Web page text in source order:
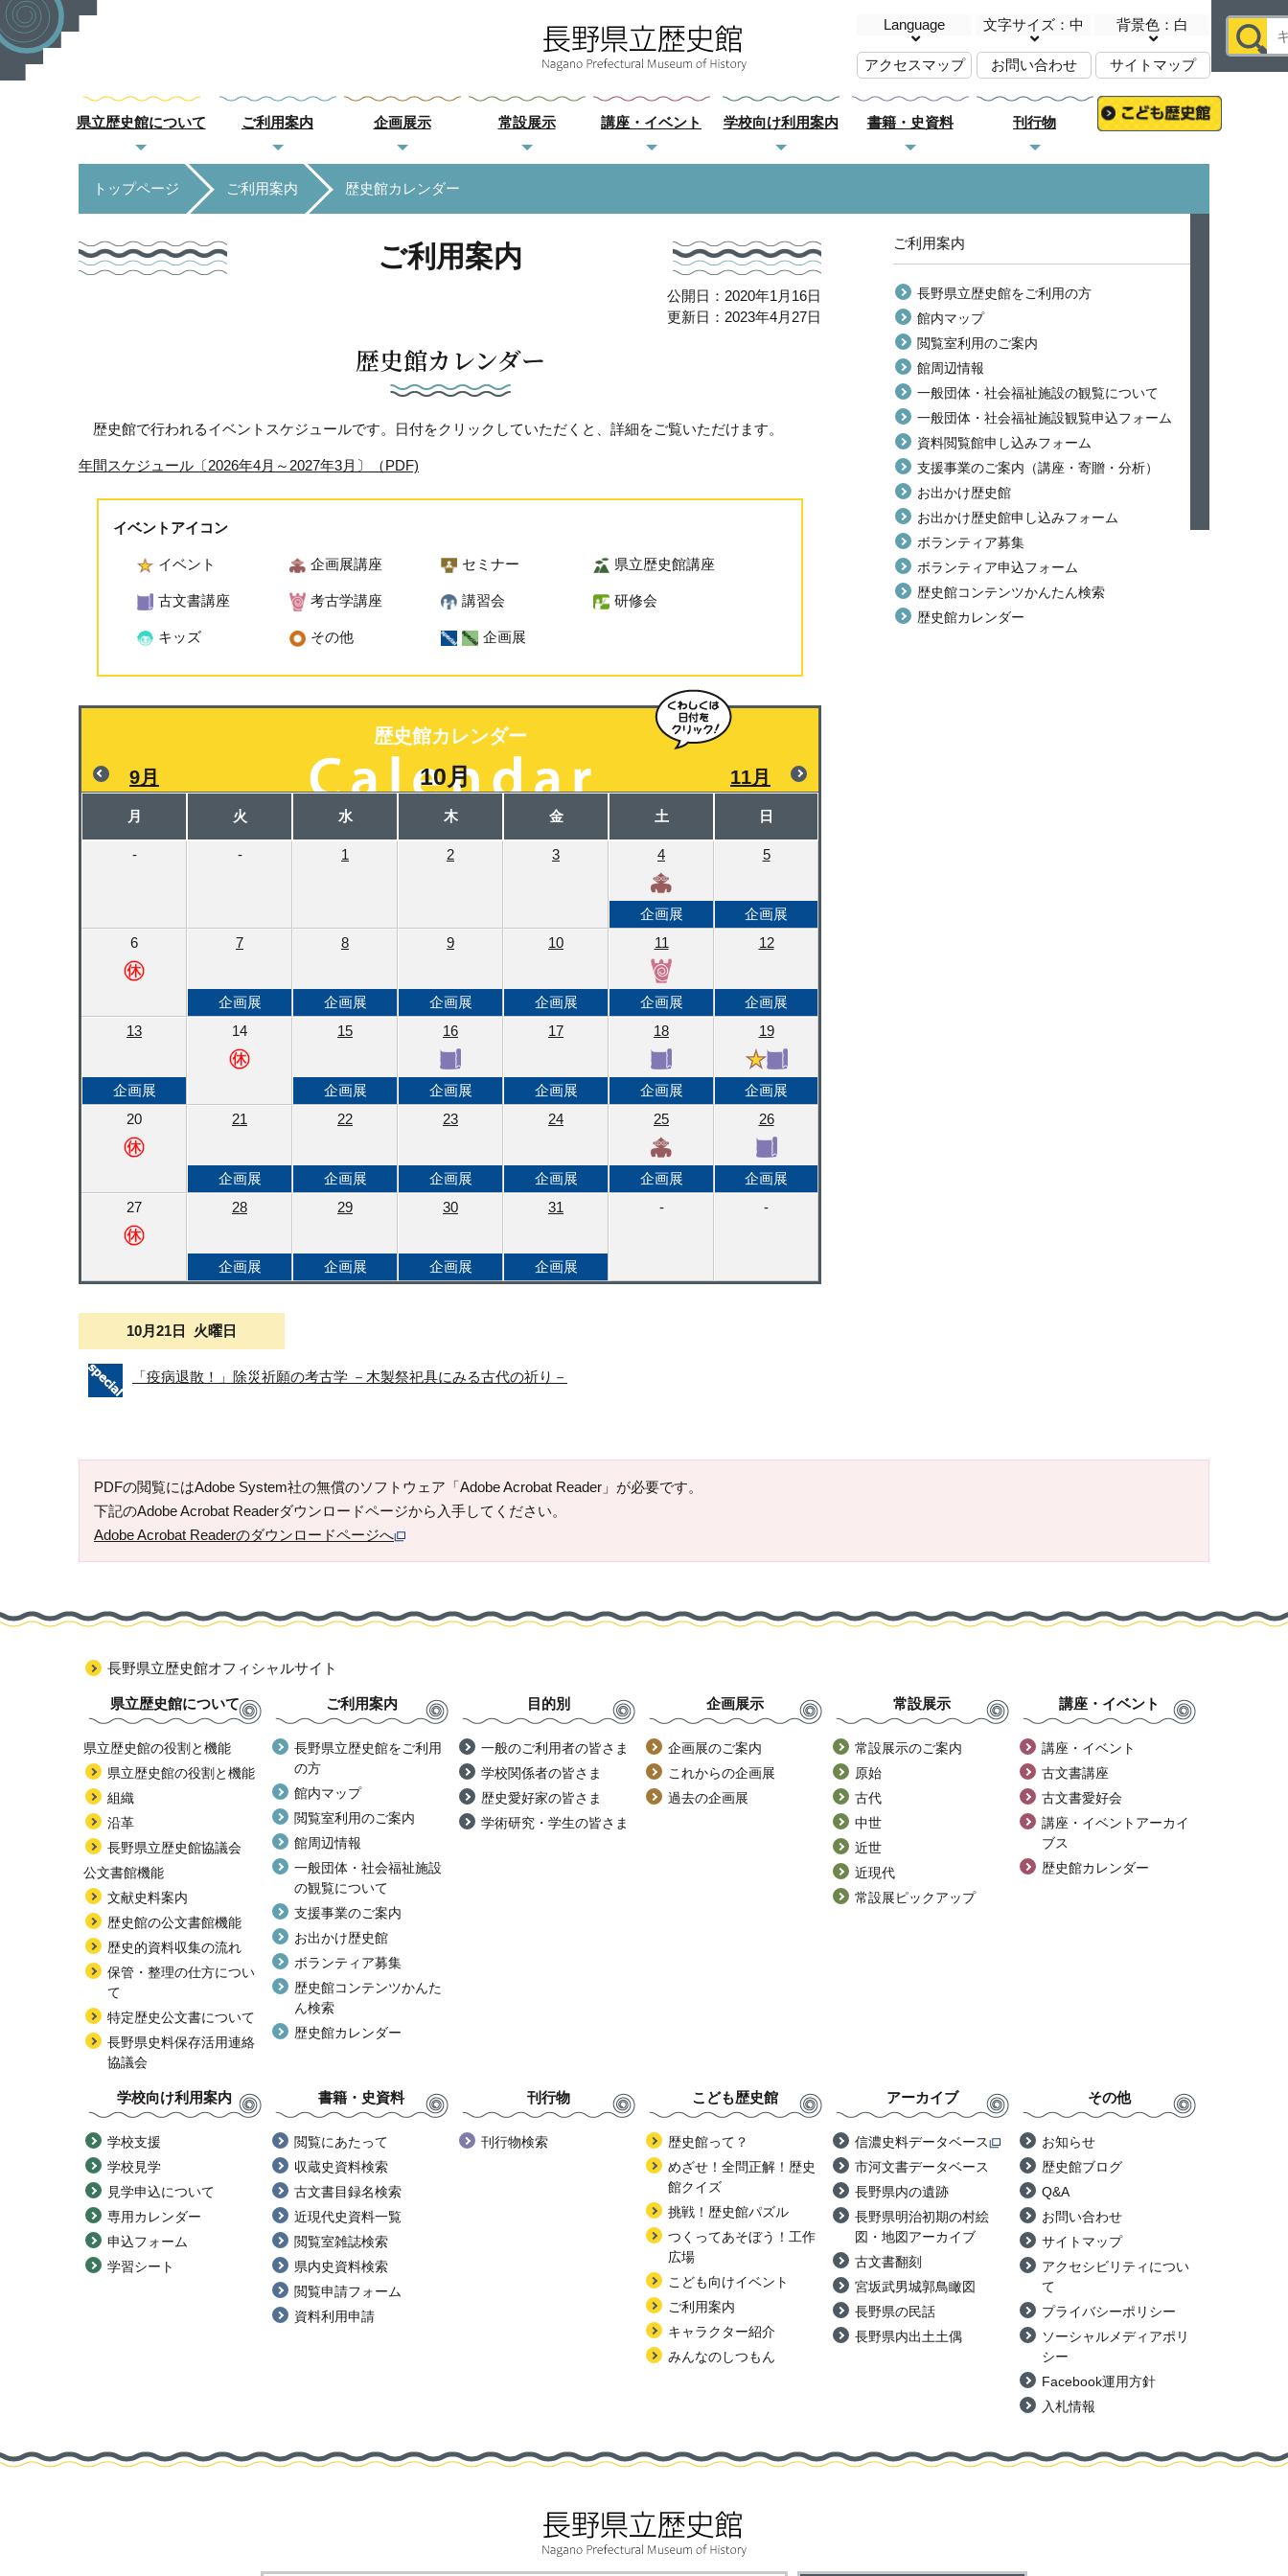
Language 文字サイズ：中 背景色：白
アクセスマップ お問い合わせ サイトマップ
県立歴史館について ご利用案内 企画展示 常設展示 講座・イベント 学校向け利用案内 書籍・史資料 刊行物
トップページ ご利用案内 歴史館カレンダー
ご利用案内
公開日：2020年1月16日
更新日：2023年4月27日
歴史館カレンダー
歴史館で行われるイベントスケジュールです。日付をクリックしていただくと、詳細をご覧いただけます。
年間スケジュール〔2026年4月～2027年3月〕（PDF)
イベントアイコン
イベント 企画展講座 セミナー 県立歴史館講座
古文書講座 考古学講座 講習会 研修会
キッズ その他 企画展
歴史館カレンダー
9月
10月 11月
月 火 水 木 金 土 日
- - 1 2 3 4
企画展
5
企画展
6
7
企画展
8
企画展
9
企画展
10
企画展
11
企画展
12
企画展
13
企画展
14 15
企画展
16
企画展
17
企画展
18
企画展
19
企画展
20
21
企画展
22
企画展
23
企画展
24
企画展
25
企画展
26
企画展
27
28
企画展
29
企画展
30
企画展
31
企画展
- -
10月21日 火曜日
「疫病退散！」除災祈願の考古学 －木製祭祀具にみる古代の祈り－
ご利用案内
長野県立歴史館をご利用の方
館内マップ
閲覧室利用のご案内
館周辺情報
一般団体・社会福祉施設の観覧について
一般団体・社会福祉施設観覧申込フォーム
資料閲覧館申し込みフォーム
支援事業のご案内（講座・寄贈・分析）
お出かけ歴史館
お出かけ歴史館申し込みフォーム
ボランティア募集
ボランティア申込フォーム
歴史館コンテンツかんたん検索
歴史館カレンダー
PDFの閲覧にはAdobe System社の無償のソフトウェア「Adobe Acrobat Reader」が必要です。
下記のAdobe Acrobat Readerダウンロードページから入手してください。
Adobe Acrobat Readerのダウンロードページへ
長野県立歴史館オフィシャルサイト
県立歴史館について
県立歴史館の役割と機能
県立歴史館の役割と機能
組織
沿革
長野県立歴史館協議会
公文書館機能
文献史料案内
歴史館の公文書館機能
歴史的資料収集の流れ
保管・整理の仕方につい
て
特定歴史公文書について
長野県史料保存活用連絡
協議会
ご利用案内
長野県立歴史館をご利用
の方
館内マップ
閲覧室利用のご案内
館周辺情報
一般団体・社会福祉施設
の観覧について
支援事業のご案内
お出かけ歴史館
ボランティア募集
歴史館コンテンツかんた
ん検索
歴史館カレンダー
目的別
一般のご利用者の皆さま
学校関係者の皆さま
歴史愛好家の皆さま
学術研究・学生の皆さま
企画展示
企画展のご案内
これからの企画展
過去の企画展
常設展示
常設展示のご案内
原始
古代
中世
近世
近現代
常設展ピックアップ
講座・イベント
講座・イベント
古文書講座
古文書愛好会
講座・イベントアーカイ
ブス
歴史館カレンダー
学校向け利用案内
学校支援
学校見学
見学申込について
専用カレンダー
申込フォーム
学習シート
書籍・史資料
閲覧にあたって
収蔵史資料検索
古文書目録名検索
近現代史資料一覧
閲覧室雑誌検索
県内史資料検索
閲覧申請フォーム
資料利用申請
刊行物
刊行物検索
こども歴史館
歴史館って？
めざせ！全問正解！歴史
館クイズ
挑戦！歴史館パズル
つくってあそぼう！工作
広場
こども向けイベント
ご利用案内
キャラクター紹介
みんなのしつもん
アーカイブ
信濃史料データベース
市河文書データベース
長野県内の遺跡
長野県明治初期の村絵
図・地図アーカイブ
古文書翻刻
宮坂武男城郭鳥瞰図
長野県の民話
長野県内出土土偶
その他
お知らせ
歴史館ブログ
Q&A
お問い合わせ
サイトマップ
アクセシビリティについ
て
プライバシーポリシー
ソーシャルメディアポリ
シー
Facebook運用方針
入札情報